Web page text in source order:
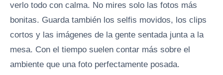
verlo todo con calma. No mires solo las fotos más
bonitas. Guarda también los selfis movidos, los clips
cortos y las imágenes de la gente sentada junta a la
mesa. Con el tiempo suelen contar más sobre el
ambiente que una foto perfectamente posada.